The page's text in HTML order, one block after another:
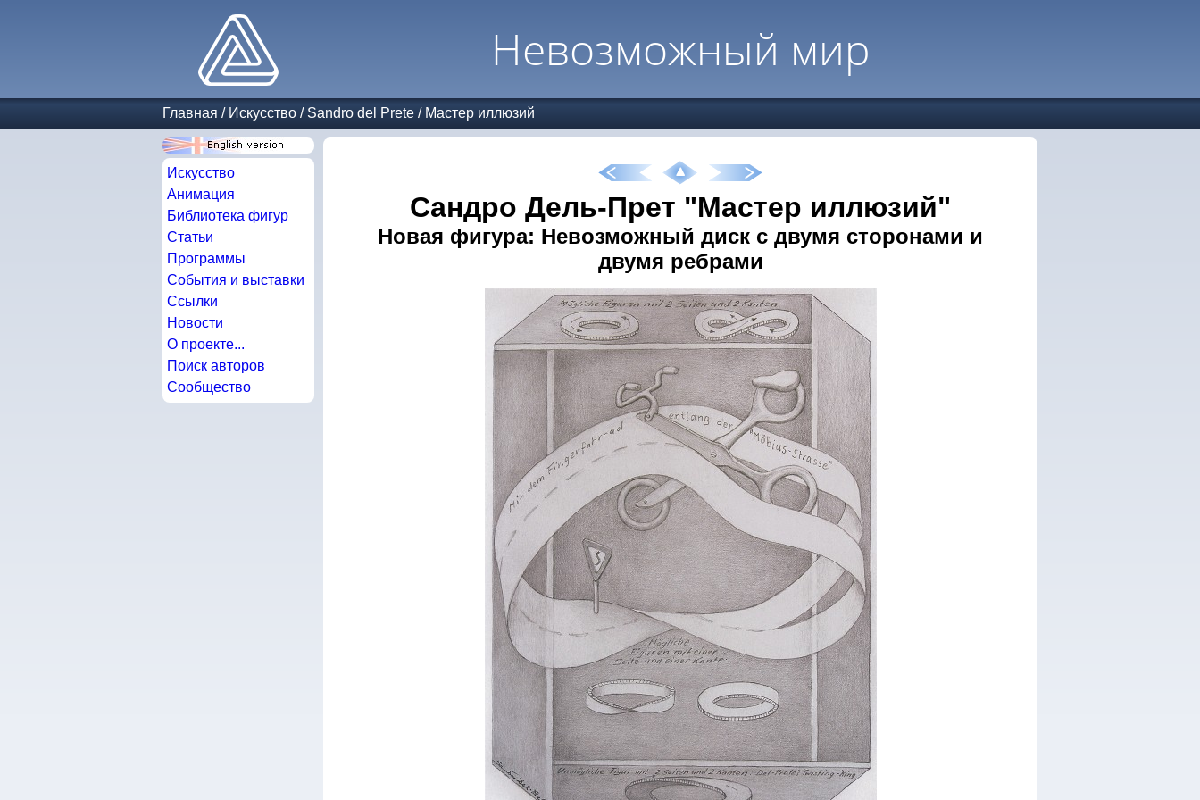
Невозможный мир
Главная / Искусство / Sandro del Prete / Мастер иллюзий
Искусство
Анимация
Библиотека фигур
Статьи
Программы
События и выставки
Ссылки
Новости
О проекте...
Поиск авторов
Сообщество
Сандро Дель-Прет "Мастер иллюзий"
Новая фигура: Невозможный диск с двумя сторонами и
двумя ребрами